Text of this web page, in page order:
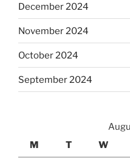
December 2024
November 2024
October 2024
September 2024
M
T W